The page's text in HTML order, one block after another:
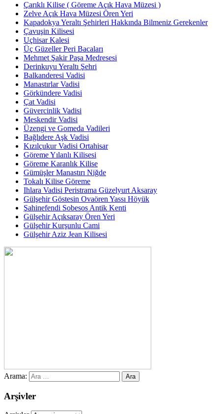
Çarıklı Kilise ( Göreme Açık Hava Müzesi )
Zelve Açık Hava Müzesi Ören Yeri
Kapadokya Yeraltı Şehirleri Hakkında Bilmeniz Gerekenler
Çavuşin Kilisesi
Uçhisar Kalesi
Üç Güzeller Peri Bacaları
Mehmet Şakir Paşa Medresesi
Derinkuyu Yeraltı Şehri
Balkanderesi Vadisi
Manastırlar Vadisi
Görkündere Vadisi
Çat Vadisi
Güvercinlik Vadisi
Meskendir Vadisi
Üzengi ve Gomeda Vadileri
Bağlıdere Aşk Vadisi
Kızılçukur Vadisi Ortahisar
Göreme Yılanlı Kilisesi
Göreme Karanlık Kilise
Gümüşler Manastırı Niğde
Tokalı Kilise Göreme
Ihlara Vadisi Peristrama Güzelyurt Aksaray
Gülşehir Göstesin Ovaören Yassı Höyük
Şahinefendi Sobesos Antik Kenti
Gülşehir Açıksaray Ören Yeri
Gülşehir Kurşunlu Cami
Gülşehir Aziz Jean Kilisesi
Arama:
Arşivler